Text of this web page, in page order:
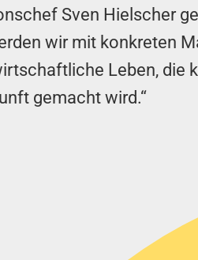
Sven Hielscher
wir mit konkreten
Leben, die
gemacht wird.“